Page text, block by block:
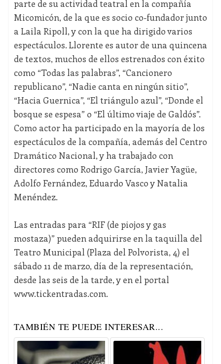
parte de su actividad teatral en la compañía
Micomicón, de la que es socio co-fundador junto
a Laila Ripoll, y con la que ha dirigido varios
espectáculos. Llorente es autor de una quincena
de textos, muchos de ellos estrenados con éxito
como “Todas las palabras”, “Cancionero
republicano”, “Nadie canta en ningún sitio”,
“Hacia Guernica”, “El triángulo azul”, “Donde el
bosque se espesa” o “El último viaje de Galdós”.
Como actor ha participado en la mayoría de los
espectáculos de la compañía, además del Centro
Dramático Nacional, y ha trabajado con
directores como Rodrigo García, Javier Yagüe,
Adolfo Fernández, Eduardo Vasco y Natalia
Menéndez.
Las entradas para “RIF (de piojos y gas
mostaza)” pueden adquirirse en la taquilla del
Teatro Municipal (Plaza del Polvorista, 4) el
sábado 11 de marzo, día de la representación,
desde las seis de la tarde, y en el portal
www.tickentradas.com.
TAMBIÉN TE PUEDE INTERESAR...